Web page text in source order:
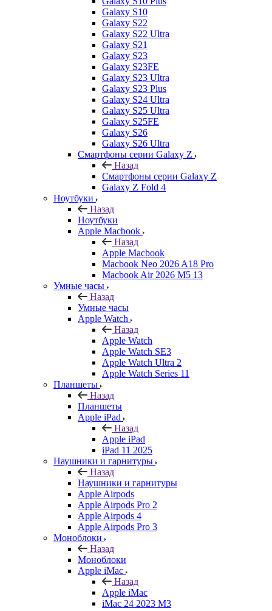
Galaxy S10
Galaxy S22
Galaxy S22 Ultra
Galaxy S21
Galaxy S23
Galaxy S23FE
Galaxy S23 Ultra
Galaxy S23 Plus
Galaxy S24 Ultra
Galaxy S25 Ultra
Galaxy S25FE
Galaxy S26
Galaxy S26 Ultra
Смартфоны серии Galaxy Z
Назад
Смартфоны серии Galaxy Z
Galaxy Z Fold 4
Ноутбуки
Назад
Ноутбуки
Apple Macbook
Назад
Apple Macbook
Macbook Neo 2026 A18 Pro
Macbook Air 2026 M5 13
Умные часы
Назад
Умные часы
Apple Watch
Назад
Apple Watch
Apple Watch SE3
Apple Watch Ultra 2
Apple Watch Series 11
Планшеты
Назад
Планшеты
Apple iPad
Назад
Apple iPad
iPad 11 2025
Наушники и гарнитуры
Назад
Наушники и гарнитуры
Apple Airpods
Apple Airpods Pro 2
Apple Airpods 4
Apple Airpods Pro 3
Моноблоки
Назад
Моноблоки
Apple iMac
Назад
Apple iMac
iMac 24 2023 M3